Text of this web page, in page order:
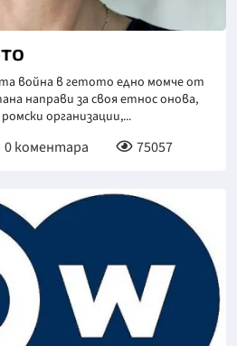
война в гетото едно момче от
направи за своя етнос онова,
организации,...
0коментара 75057